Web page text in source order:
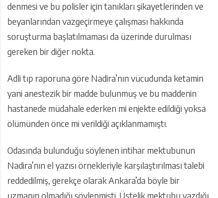
denmesi ve bu polisler için tanıkları şikayetlerinden ve
beyanlarından vazgeçirmeye çalışması hakkında
soruşturma başlatılmaması da üzerinde durulması
gereken bir diğer nokta.
Adli tıp raporuna göre Nadira’nın vücudunda ketamin
yani anestezik bir madde bulunmuş ve bu maddenin
hastanede müdahale ederken mi enjekte edildiği yoksa
ölümünden önce mi verildiği açıklanmamıştı.
Odasında bulunduğu söylenen intihar mektubunun
Nadira’nın el yazısı örnekleriyle karşılaştırılması talebi
reddedilmiş, gerekçe olarak Ankara’da böyle bir
uzmanın olmadığı söylenmişti. Üstelik mektubu yazdığı